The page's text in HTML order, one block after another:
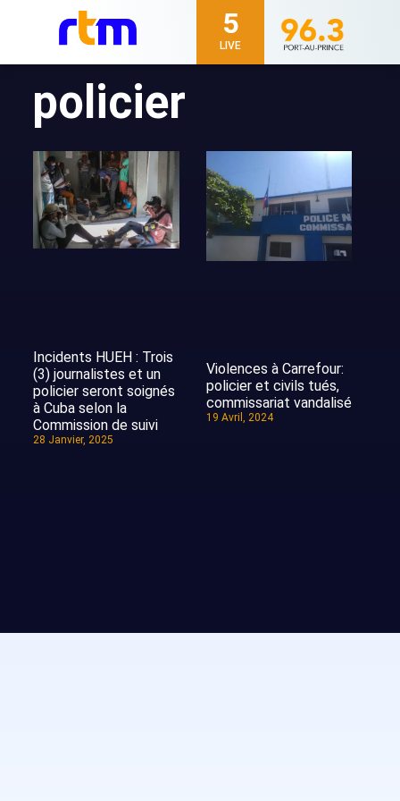
5
LIVE
policier
Incidents HUEH : Trois
(3) journalistes et un
policier seront soignés
à Cuba selon la
Commission de suivi
28 Janvier, 2025
Violences à Carrefour:
policier et civils tués,
commissariat vandalisé
19 Avril, 2024